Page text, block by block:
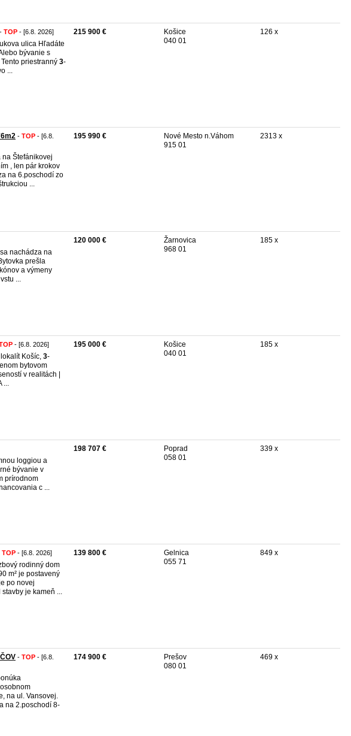
- TOP - [6.8. 2026]
ulica Hľadáte
bývanie s
priestranný 3-
...
215 900 €
Košice
040 01
126 x
- TOP - [6.8.
Štefánikovej
, len pár krokov
na 6.poschodí zo
...
195 990 €
Nové Mesto n.Váhom
915 01
2313 x
nachádza na
prešla
a výmeny
...
120 000 €
Žarnovica
968 01
185 x
- [6.8. 2026]
Košíc, 3-
bytovom
v realitách |
...
195 000 €
Košice
040 01
185 x
loggiou a
bývanie v
prírodnom
c ...
198 707 €
Poprad
058 01
339 x
TOP - [6.8. 2026]
rodinný dom
m² je postavený
po novej
je kameň ...
139 800 €
Gelnica
055 71
849 x
- TOP - [6.8.
na ul. Vansovej.
na 2.poschodí 8-
174 900 €
Prešov
080 01
469 x